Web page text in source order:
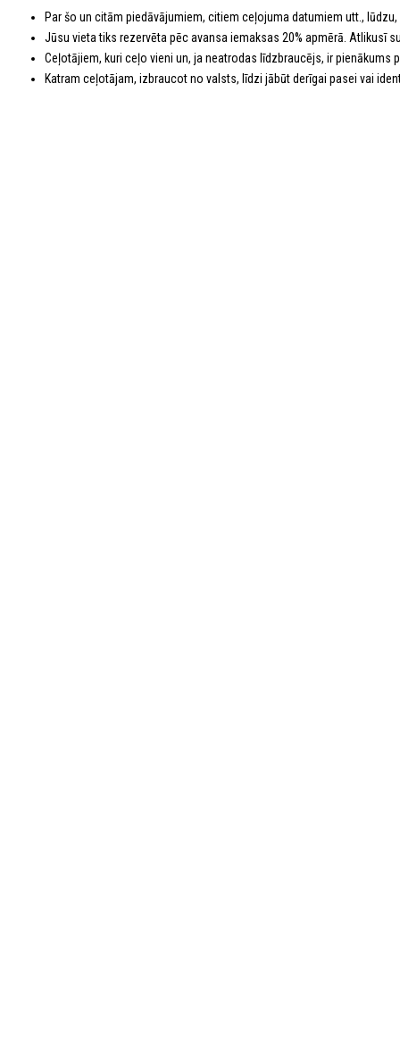
Par šo un citām piedāvājumiem, citiem ceļojuma datumiem utt.,
Jūsu vieta tiks rezervēta pēc avansa iemaksas 20% apmērā. Atlikusī
Ceļotājiem, kuri ceļo vieni un, ja neatrodas līdzbraucējs, ir pienākums
Katram ceļotājam, izbraucot no valsts, līdzi jābūt derīgai pasei vai